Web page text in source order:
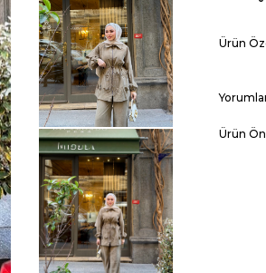
Ürün
Ürün